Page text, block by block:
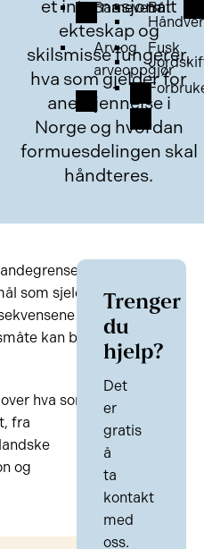
Barnevern
Arv og
arveoppgjør
Båt
Fusk
et internasjonalt
ekteskap og
skilsmisse fungerer,
hva som gjelder for
anerkjennelse i
Norge og hvordan
formuesdelingen skal
håndteres.
som sjelden
av
kan bli
hva som
fra
og
Trenger
du
hjelp?
Det
er
gratis
å
ta
kontakt
med
oss.